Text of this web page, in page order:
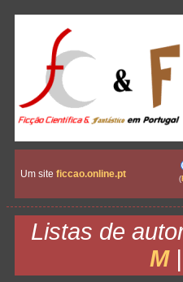
Um site ficcao.online.pt
(
Listas de
M|